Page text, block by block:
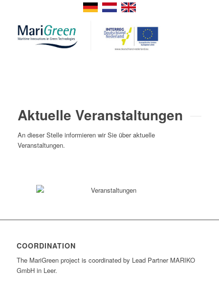
Aktuelle Veranstaltungen
An dieser Stelle informieren wir Sie über aktuelle
Veranstaltungen.
COORDINATION
The MariGreen project is coordinated by Lead Partner MARIKO
GmbH in Leer.